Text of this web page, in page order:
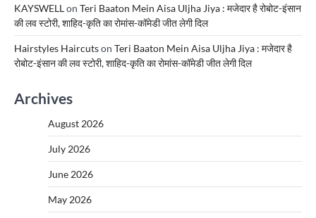
KAYSWELLon Teri Baaton Mein Aisa Uljha Jiya : मजेदार है रोबोट-इंसान
की लव स्टोरी, शाहिद-कृति का रोमांस-कॉमेडी जीत लेगी दिल
Hairstyles Haircutson Teri Baaton Mein Aisa Uljha Jiya : मजेदार है
रोबोट-इंसान की लव स्टोरी, शाहिद-कृति का रोमांस-कॉमेडी जीत लेगी दिल
Archives
August 2026
July 2026
June 2026
May 2026